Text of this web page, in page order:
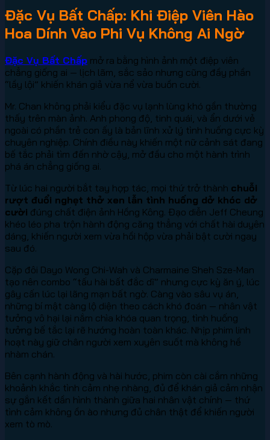
Đặc Vụ Bất Chấp: Khi Điệp Viên Hào
Hoa Dính Vào Phi Vụ Không Ai Ngờ
Đặc Vụ Bất Chấp mở ra bằng hình ảnh một điệp viên
chẳng giống ai — lịch lãm, sắc sảo nhưng cũng đầy phần
“lầy lội” khiến khán giả vừa nể vừa buồn cười.
Mr. Chan không phải kiểu đặc vụ lạnh lùng khó gần thường
thấy trên màn ảnh. Anh phong độ, tinh quái, và ẩn dưới vẻ
ngoài có phần trẻ con ấy là bản lĩnh xử lý tình huống cực kỳ
chuyên nghiệp. Chính điều này khiến một nữ cảnh sát đang
bế tắc phải tìm đến nhờ cậy, mở đầu cho một hành trình
phá án chẳng giống ai.
Từ lúc hai người bắt tay hợp tác, mọi thứ trở thành chuỗi
rượt đuổi nghẹt thở xen lẫn tình huống dở khóc dở
cười đúng chất điện ảnh Hồng Kông. Đạo diễn Jeff Cheung
khéo léo pha trộn hành động căng thẳng với chất hài duyên
dáng, khiến người xem vừa hồi hộp vừa phải bật cười ngay
sau đó.
Cặp đôi Dayo Wong Chi-Wah và Charmaine Sheh Sze-Man
tạo nên combo “tấu hài bất đắc dĩ” nhưng cực kỳ ăn ý, lúc
gây cấn lúc lại lãng mạn bất ngờ. Càng vào sâu vụ án,
những bí mật càng lộ diện theo cách khó đoán — nhân vật
tưởng vô hại lại nắm chìa khóa quan trọng, tình huống
tưởng bế tắc lại rẽ hướng hoàn toàn khác. Nhịp phim linh
hoạt này giữ chân người xem xuyên suốt mà không hề
nhàm chán.
Bên cạnh hành động và hài hước, phim còn cài cắm những
khoảnh khắc tình cảm nhẹ nhàng, đủ để khán giả cảm nhận
sự gắn kết dần hình thành giữa hai nhân vật chính — thứ
tình cảm không ồn ào nhưng đủ chân thật để khiến người
xem tò mò.